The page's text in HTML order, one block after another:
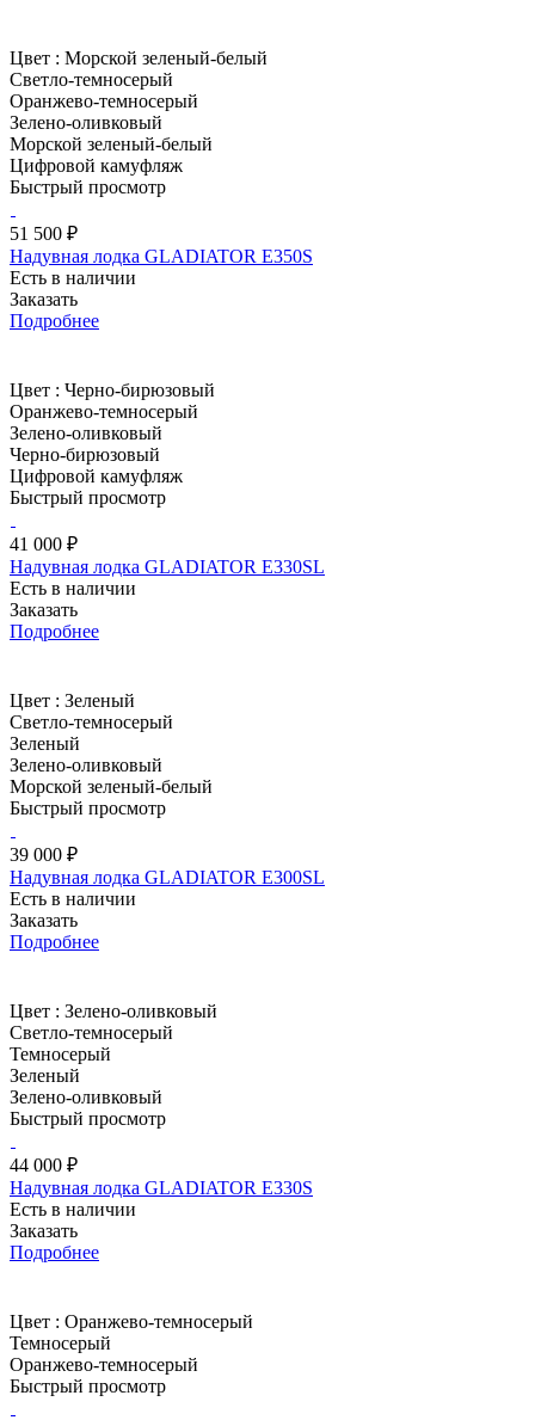
Цвет : Морской зеленый-белый
Светло-темносерый
Оранжево-темносерый
Зелено-оливковый
Морской зеленый-белый
Цифровой камуфляж
Быстрый просмотр
51 500 ₽
Надувная лодка GLADIATOR E350S
Есть в наличии
Заказать
Подробнее
Цвет : Черно-бирюзовый
Оранжево-темносерый
Зелено-оливковый
Черно-бирюзовый
Цифровой камуфляж
Быстрый просмотр
41 000 ₽
Надувная лодка GLADIATOR E330SL
Есть в наличии
Заказать
Подробнее
Цвет : Зеленый
Светло-темносерый
Зеленый
Зелено-оливковый
Морской зеленый-белый
Быстрый просмотр
39 000 ₽
Надувная лодка GLADIATOR E300SL
Есть в наличии
Заказать
Подробнее
Цвет : Зелено-оливковый
Светло-темносерый
Темносерый
Зеленый
Зелено-оливковый
Быстрый просмотр
44 000 ₽
Надувная лодка GLADIATOR E330S
Есть в наличии
Заказать
Подробнее
Цвет : Оранжево-темносерый
Темносерый
Оранжево-темносерый
Быстрый просмотр